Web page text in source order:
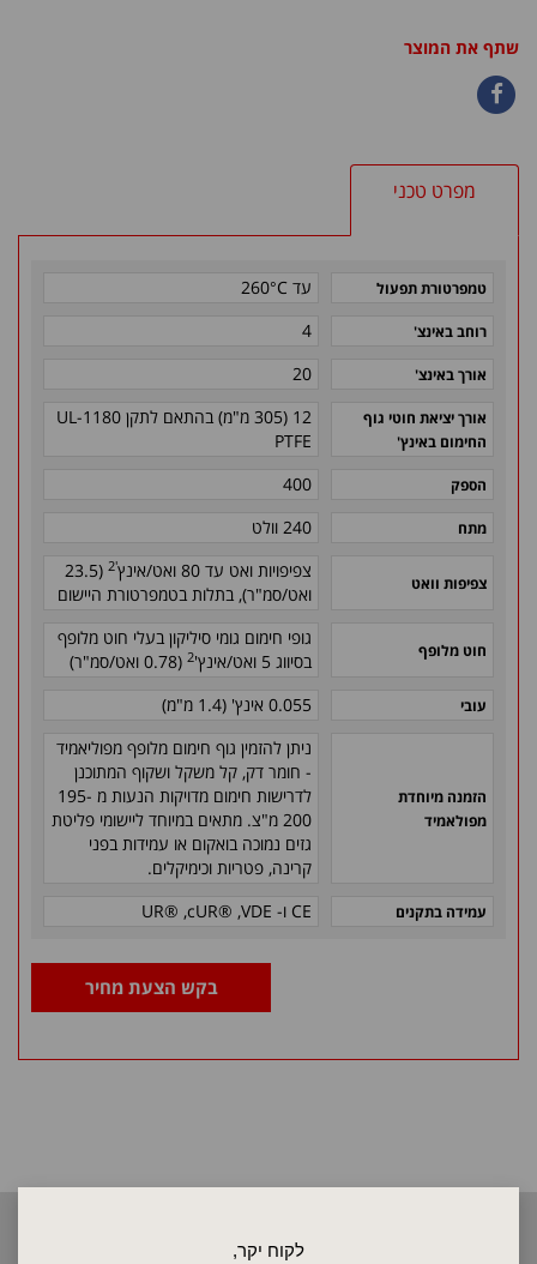
לקוח יקר,
שתף את המוצר
מפרט טכני
טמפרטורת תפעול עד 260°C
רוחב באינצ' 4
אורך באינצ' 20
אורך יציאת חוטי גוף
החימום באינץ'
12 (305 מ"מ) בהתאם לתקן 1180-UL
PTFE
הספק 400
מתח 240 וולט
צפיפות וואט
צפיפויות ואט עד 80 ואט/אינץ '2
(23.5
ואט/סמ"ר), בתלות בטמפרטורת היישום
חוט מלופף
גופי חימום גומי סיליקון בעלי חוט מלופף
בסיווג 5 ואט/אינץ'
2 (0.78 ואט/סמ"ר)
עובי 0.055 אינץ' (1.4 מ"מ)
הזמנה מיוחדת
מפולאמיד
ניתן להזמין גוף חימום מלופף מפוליאמיד
- חומר דק, קל משקל ושקוף המתוכנן
לדרישות חימום מדויקות הנעות מ 195-
200 מ"צ. מתאים במיוחד ליישומי פליטת
גזים נמוכה בואקום או עמידות בפני
קרינה, פטריות וכימיקלים.
עמידה בתקנים UR® ,cUR® ,VDE ו- CE
בקש הצעת מחיר
2026 © כל הזכויות שמורות לאלקטרוטרם שיווק בע"מ, אין להעתיק, לשכפל